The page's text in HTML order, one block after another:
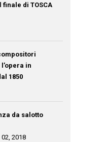
finale di TOSCA
in
1850
da salotto
2018